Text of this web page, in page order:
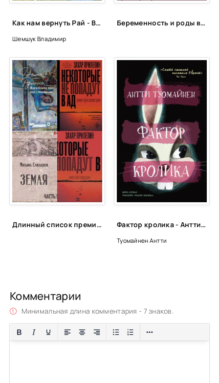
Как нам вернуть Рай - Владимир Шемшук
Шемшук Владимир
Беременность и роды в 40 лет: откровенный монолог читательницы НЭН о трудностях, радостях и надеждах отложенного материнства
Длинный список премии «Ясная Поляна» 2020 г. Номинация Современная русская проза Фактор кролика - Антти Туомайнен
Туомайнен Антти
Комментарии
Минимальная длина комментария - 7 знаков.